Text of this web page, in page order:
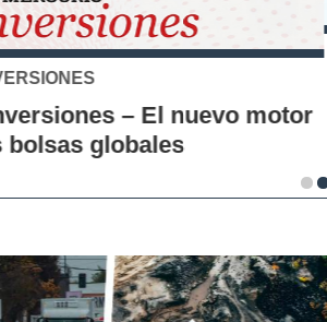
SANTO TOMÁS
IP-CFT Santo Tomás y Red
Municipales firman alianza
la innovación en los